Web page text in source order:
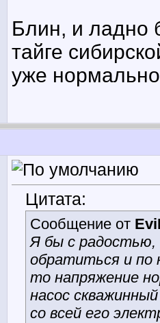
Блин, и ладно
тайге
уже
Цитата:
Сообщение от
Я бы с радостью,
обратиться и по
то напряжение
насос
со всей его